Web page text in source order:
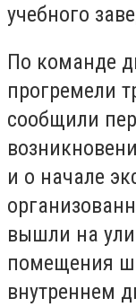
учебного
По команде
прогремели
сообщили
и о начале
вышли на
помещения
внутреннем